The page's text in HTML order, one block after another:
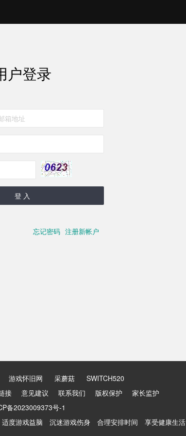
户登录
登 入
注册新帐户
忘记密码
游戏怀旧网 采蘑菇
SWITCH520
接 意见建议 联系我们 版权保护
家长监护
备2023009373号-1
度游戏益脑 沉迷游戏伤身 合理安排时间 享受健康生活